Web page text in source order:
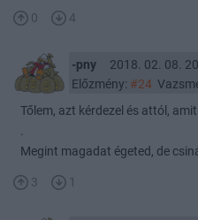
0 4
-pny
2018. 02. 08.
Előzmény: #24
Tőlem, azt kérdezel és attól,
.
Megint magadat égeted, de
3 1